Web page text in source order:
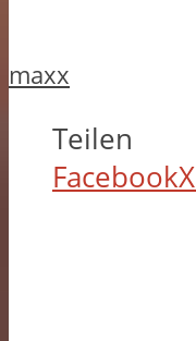
maxx
Teilen
FacebookX